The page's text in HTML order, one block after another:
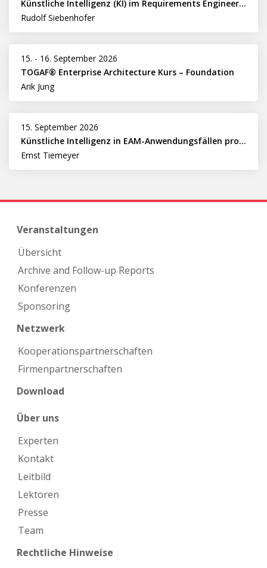
Künstliche Intelligenz (KI) im Requirements Engineering erfolgreich einsetzen
Rudolf Siebenhofer
15. - 16. September 2026
TOGAF® Enterprise Architecture Kurs – Foundation
Arik Jung
15. September 2026
Künstliche Intelligenz in EAM-Anwendungsfällen professionell nutzen
Ernst Tiemeyer
Veranstaltungen
Übersicht
Archive and Follow-up Reports
Konferenzen
Sponsoring
Netzwerk
Kooperations­partnerschaften
Firmen­partnerschaften
Download
Über uns
Experten
Kontakt
Leitbild
Lektoren
Presse
Team
Rechtliche Hinweise